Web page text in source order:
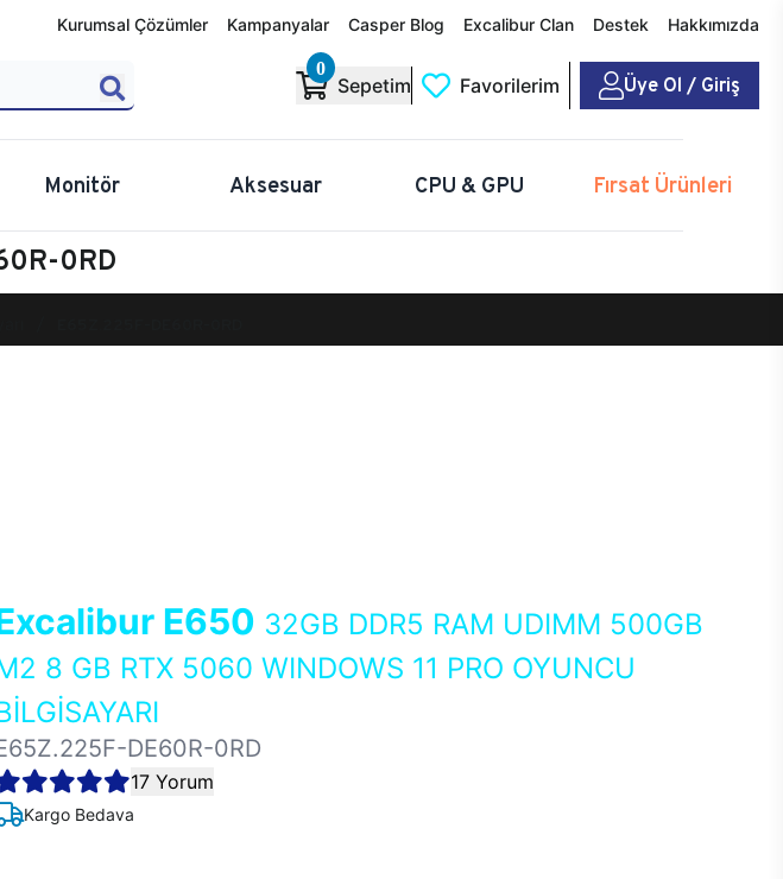
Kurumsal Çözümler Kampanyalar Casper Blog Excalibur Clan Destek Hakkımızda
0
Sepetim Favorilerim Üye Ol / Giriş
Monitör Aksesuar CPU & GPU Fırsat Ürünleri
0RD
E650 32GB DDR5 RAM UDIMM 500GB
8 GB RTX 5060 WINDOWS 11 PRO OYUNCU
DE60R-0RD
17 Yorum
Kargo Bedava